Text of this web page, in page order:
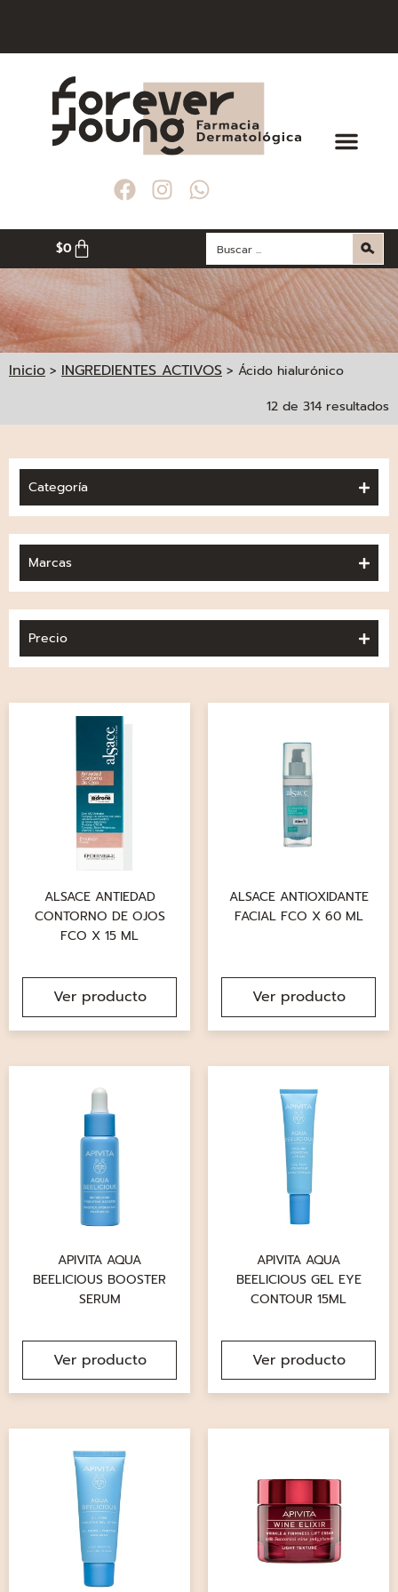
$0
Inicio > INGREDIENTES ACTIVOS > Ácido hialurónico
12 de 314 resultados
Categoría
Marcas
Precio
ALSACE ANTIEDAD
CONTORNO DE OJOS
FCO X 15 ML
Ver producto
ALSACE ANTIOXIDANTE
FACIAL FCO X 60 ML
Ver producto
APIVITA AQUA
BEELICIOUS BOOSTER
SERUM
Ver producto
APIVITA AQUA
BEELICIOUS GEL EYE
CONTOUR 15ML
Ver producto